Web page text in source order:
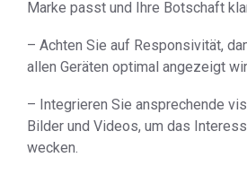
Marke passt und Ihre Botschaft
– Achten Sie auf Responsivität,
allen Geräten optimal angezeigt
– Integrieren Sie ansprechende
Bilder und Videos, um das
wecken.